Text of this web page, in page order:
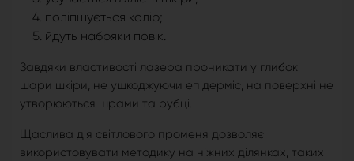
поліпшується колір;
йдуть набряки повік.
Завдяки властивості лазера проникати у глибокі
шари шкіри, не ушкоджуючи епідерміс, на поверхні не
утворюються шрами та рубці.
Щаслива дія світлового променя дозволяє
використовувати методику на ніжних ділянках, таких